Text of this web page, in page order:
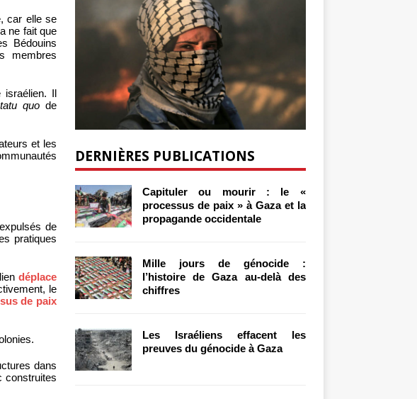
car elle se
ne fait que
Bédouins
membres
israélien. Il
quo de
et les
de
pratiques
déplace
le
de paix
dans
construites
DERNIÈRES PUBLICATIONS
Capituler ou mourir : le «
processus de paix » à Gaza et la
propagande occidentale
Mille jours de génocide :
l’histoire de Gaza au-delà des
chiffres
Les Israéliens effacent les
preuves du génocide à Gaza